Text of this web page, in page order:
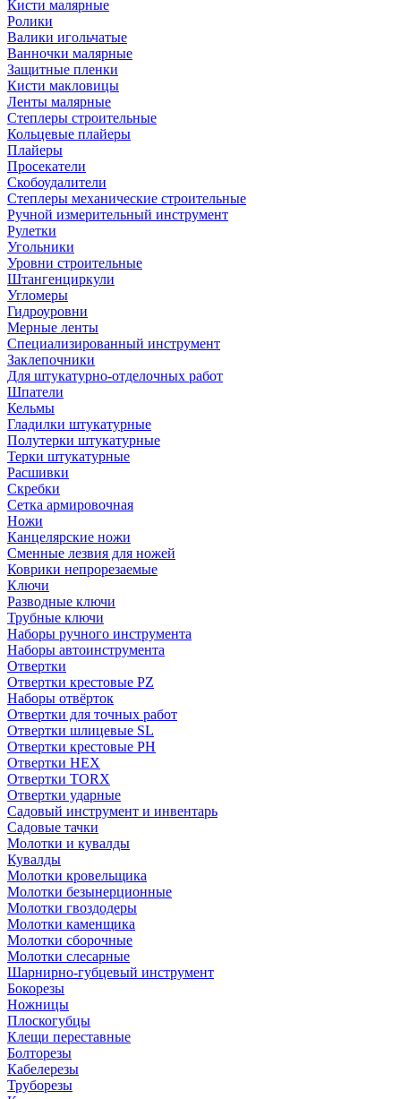
Кисти малярные
Ролики
Валики игольчатые
Ванночки малярные
Защитные пленки
Кисти макловицы
Ленты малярные
Степлеры строительные
Кольцевые плайеры
Плайеры
Просекатели
Скобоудалители
Степлеры механические строительные
Ручной измерительный инструмент
Рулетки
Угольники
Уровни строительные
Штангенциркули
Угломеры
Гидроуровни
Мерные ленты
Специализированный инструмент
Заклепочники
Для штукатурно-отделочных работ
Шпатели
Кельмы
Гладилки штукатурные
Полутерки штукатурные
Терки штукатурные
Расшивки
Скребки
Сетка армировочная
Ножи
Канцелярские ножи
Сменные лезвия для ножей
Коврики непрорезаемые
Ключи
Разводные ключи
Трубные ключи
Наборы ручного инструмента
Наборы автоинструмента
Отвертки
Отвертки крестовые PZ
Наборы отвёрток
Отвертки для точных работ
Отвертки шлицевые SL
Отвертки крестовые PH
Отвертки HEX
Отвертки TORX
Отвертки ударные
Садовый инструмент и инвентарь
Садовые тачки
Молотки и кувалды
Кувалды
Молотки кровельщика
Молотки безынерционные
Молотки гвоздодеры
Молотки каменщика
Молотки сборочные
Молотки слесарные
Шарнирно-губцевый инструмент
Бокорезы
Ножницы
Плоскогубцы
Клещи переставные
Болторезы
Кабелерезы
Труборезы